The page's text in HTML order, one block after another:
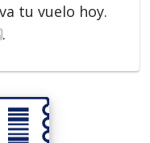
tu vuelo hoy.
.